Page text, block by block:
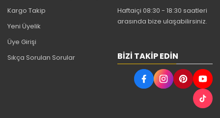
Kargo Takip
Yeni Üyelik
Üye Girişi
Sıkça Sorulan Sorular
Haftaiçi 08:30 - 18:30 saatleri
arasında bize ulaşabilirsiniz.
BIZI TAKIP EDIN